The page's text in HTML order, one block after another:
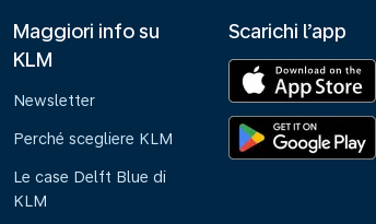
Maggiori info su
KLM
Newsletter
Perché scegliere KLM
Le case Delft Blue di
KLM
Scarichi l’app